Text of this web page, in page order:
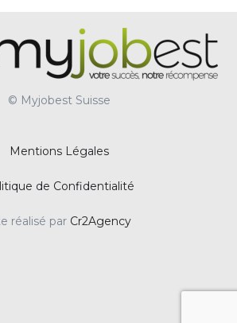
© Myjobest Suisse
Mentions Légales
de Confidentialité
réalisé par Cr2Agency